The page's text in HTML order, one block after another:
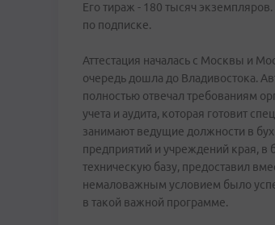
Его тираж - 180 тысяч
по подписке.
Аттестация началась с Москвы и
очередь дошла до Владивостока.
полностью отвечал требованиям
учета и аудита, которая готовит
занимают ведущие должности в
предприятий и учреждений края, в
техническую базу, предоставил
немаловажным условием было
в такой важной программе.